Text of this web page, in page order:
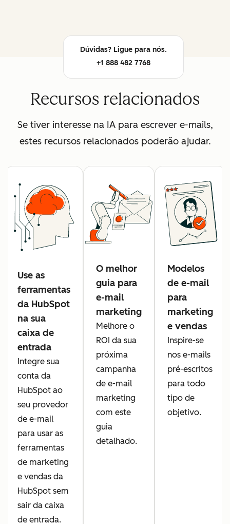
Dúvidas? Ligue para nós.
+1 888 482 7768
Recursos relacionados
Se tiver interesse na IA para escrever e-mails,
estes recursos relacionados poderão ajudar.
Use as
ferramentas
da HubSpot
na sua
caixa de
entrada
Integre sua
conta da
HubSpot ao
seu provedor
de e-mail
para usar as
ferramentas
de marketing
e vendas da
HubSpot sem
sair da caixa
de entrada.
O melhor
guia para
e-mail
marketing
Melhore o
ROI da sua
próxima
campanha
de e-mail
marketing
com este
guia
detalhado.
Modelos
de e-mail
para
marketing
e vendas
Inspire-se
nos e-mails
pré-escritos
para todo
tipo de
objetivo.